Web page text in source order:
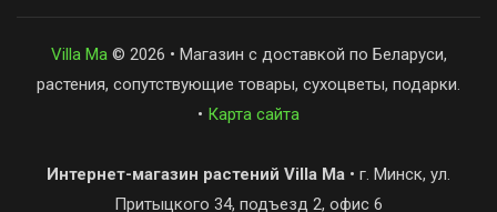
Villa Ma© 2026 • Магазин с доставкой по Беларуси,
растения, сопутствующие товары, сухоцветы, подарки.
• Карта сайта
Интернет-магазин растений Villa Ma • г. Минск, ул.
Притыцкого 34, подъезд 2, офис 6